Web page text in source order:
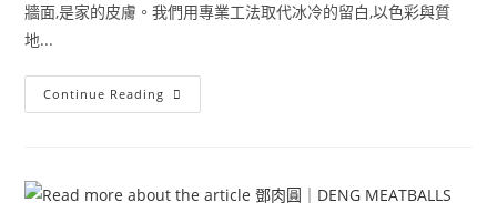
牆面,是家的皮膚。我們用專業工法取代冰冷的留白,以色彩與質
地...
Continue Reading